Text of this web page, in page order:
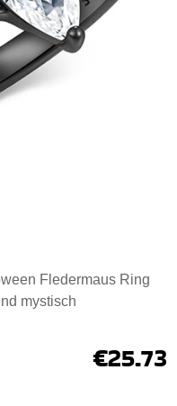
Fledermaus Ring
mystisch
€25.73